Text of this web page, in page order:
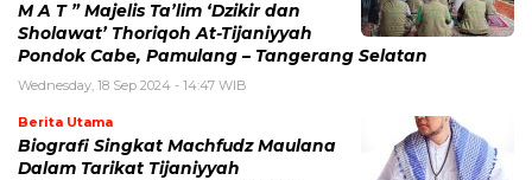
M A T ” Majelis Ta’lim ‘Dzikir dan
Sholawat’ Thoriqoh At-Tijaniyyah
Pondok Cabe, Pamulang – Tangerang Selatan
Wednesday, 18 Sep 2024 - 14:47 WIB
Berita Utama
Biografi Singkat Machfudz Maulana
Dalam Tarikat Tijaniyyah